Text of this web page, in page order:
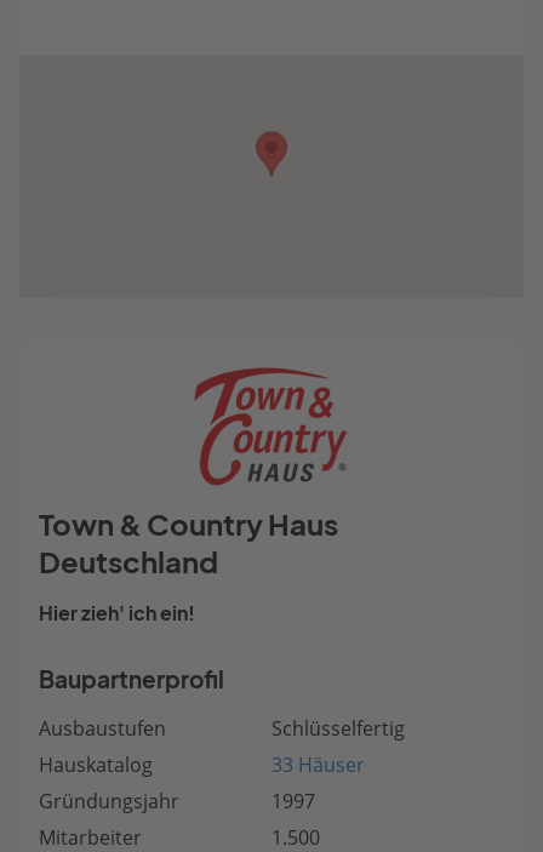
Town & Country Haus
Deutschland
Hier zieh' ich ein!
Baupartnerprofil
Ausbaustufen
Schlüsselfertig
Hauskatalog
33 Häuser
Gründungsjahr
1997
Mitarbeiter
1.500